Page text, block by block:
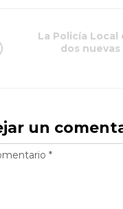
La Policía
dos
un